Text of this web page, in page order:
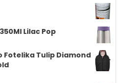
Lilac Pop
Fotelika Tulip Diamond